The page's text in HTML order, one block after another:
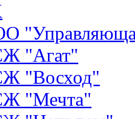
"Агат"
"Восход"
"Мечта"